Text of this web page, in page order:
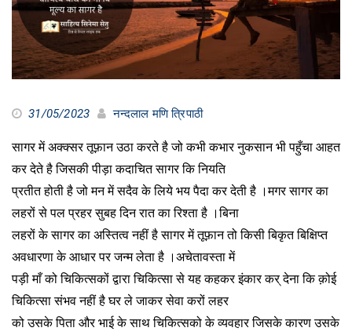
31/05/2023 नन्दलाल मणि त्रिपाठी
सागर में अक्क्सर तूफ़ान उठा करते है जो कभी कभार नुकसान भी पहुँचा आहत
कर देते है जिसकी पीड़ा कदाचित सागर कि नियति
प्रतीत होती है जो मन में सदैव के लिये भय पैदा कर देती है ।मगर सागर का
लहरों से पल प्रहर सुबह दिन रात का रिश्ता है ।बिना
लहरों के सागर का अस्तित्व नहीं है सागर में तूफ़ान तो किसी बिकृत बिक्षिप्त
अवधारणा के आधार पर जन्म लेता है ।अचेतावस्ता में
पड़ी माँ को चिकित्सकों द्वारा चिकित्सा से यह कहकर इंकार कर् देना कि क़ोई
चिकित्सा संभव नहीं है घर ले जाकर सेवा करों लहर
को उसके पिता और भाई के साथ चिकित्सको के व्यवहार जिसके कारण उसके